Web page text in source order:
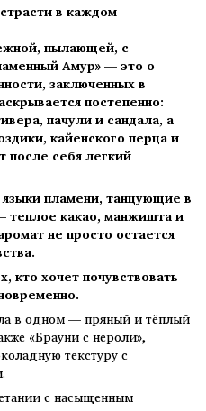
в каждом
пылающей, с
Амур» — это о
заключенных в
постепенно:
пачули и сандала, а
кайенского перца и
после себя легкий
пламени, танцующие в
теплое какао, манжишта и
не просто остается
кто хочет почувствовать
в одном — пряный и тёплый
«Брауни с нероли»,
текстуру с
с насыщенным